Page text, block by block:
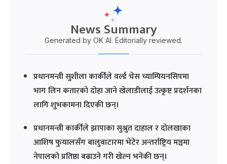
News Summary
Generated by OK AI. Editorially reviewed.
प्रधानमन्त्री सुशीला कार्कीले वर्ल्ड चेस च्याम्पियनसिपमा
भाग लिन कतारको दोहा जाने खेलाडीलाई उत्कृष्ट प्रदर्शनका
लागि शुभकामना दिएकी छन्।
प्रधानमन्त्री कार्कीले झापाका सुश्रुत दाहाल र दोलखाका
आशिष फुयालसँग बालुवाटारमा भेटेर अन्तर्राष्ट्रिय मञ्चमा
नेपालको प्रतिष्ठा बढाउने गरी खेल्न भनेकी छन्।